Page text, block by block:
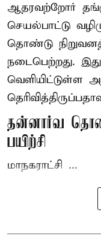
ஆதரவற்றோர்
செயல்பாட்டு
தொண்டு
நடைபெற்றது.
வெளியிட்டுள்ள
தன்னார்வ
பயிற்சி
மாநகராட்சி ...